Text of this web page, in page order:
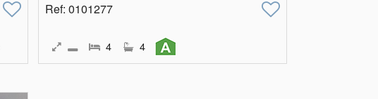
Ref: 0101277
4 4